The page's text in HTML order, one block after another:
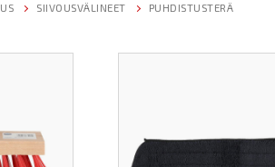
SIIVOUSVÄLINEET PUHDISTUSTERÄ